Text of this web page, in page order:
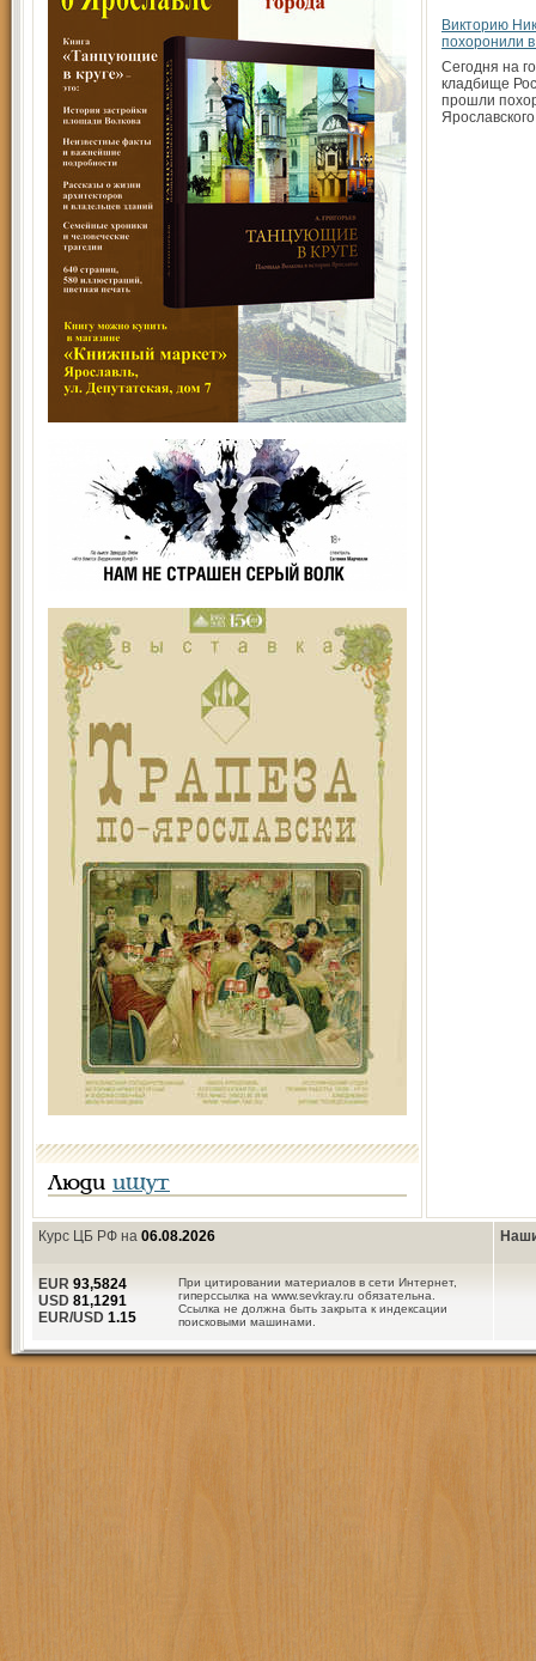
Люди ищут
Викторию
похоронили
Сегодня на
кладбище
прошли
Курс ЦБ РФ на 06.08.2026
При цитировании материалов в сети Интернет,
гиперссылка на www.sevkray.ru обязательна.
Ссылка не должна быть закрыта к индексации
поисковыми машинами.
EUR 93,5824
USD 81,1291
EUR/USD 1.15